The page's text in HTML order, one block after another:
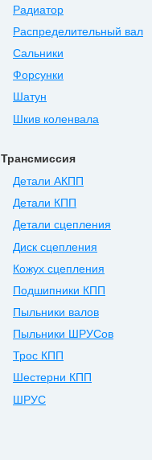
Радиатор
Распределительный вал
Сальники
Форсунки
Шатун
Шкив коленвала
Трансмиссия
Детали АКПП
Детали КПП
Детали сцепления
Диск сцепления
Кожух сцепления
Подшипники КПП
Пыльники валов
Пыльники ШРУСов
Трос КПП
Шестерни КПП
ШРУС